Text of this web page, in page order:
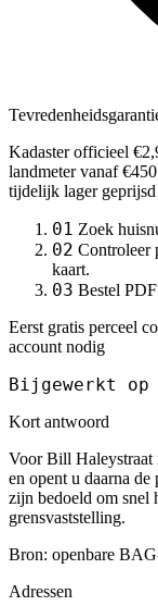
Kadaster officieel
landmetervanaf €450
tijdelijk lager geprijsd
01 Zoek
02 Controleer
kaart.
03 Bestel PDF
Eerst gratis perceel
account nodig
Bijgewerkt op
Kort antwoord
Voor Bill Haleystraat
en opent u daarna
zijn bedoeld om snel
grensvaststelling.
Bron: openbare
Adressen